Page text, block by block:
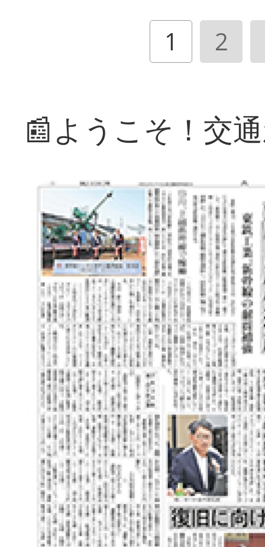
1 2
📰ようこそ！交